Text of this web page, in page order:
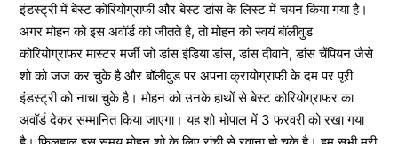
इंडस्ट्री में बेस्ट कोरियोग्राफी और बेस्ट डांस के लिस्ट में चयन किया गया है।
अगर मोहन को इस अवॉर्ड को जीतते है, तो मोहन को स्वयं बॉलीवुड
कोरियोग्राफर मास्टर मर्जी जो डांस इंडिया डांस, डांस दीवाने, डांस चैंपियन जैसे
शो को जज कर चुके है और बॉलीवुड पर अपना क्रायोग्राफी के दम पर पूरी
इंडस्ट्री को नाचा चुके है। मोहन को उनके हाथों से बेस्ट कोरियोग्राफर का
अवॉर्ड देकर सम्मानित किया जाएगा। यह शो भोपाल में 3 फरवरी को रखा गया